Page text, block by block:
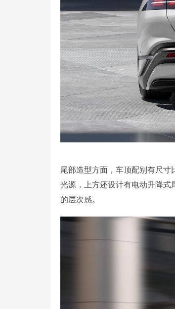
尾部造型方面，车顶配别有尺
光源，上方还设计有电动升降
的层次感。